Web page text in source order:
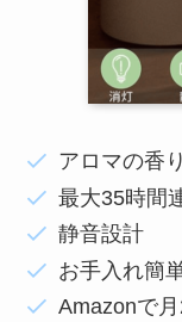
アロマの香
最大35時間
静音設計
お手入れ簡
Amazonで